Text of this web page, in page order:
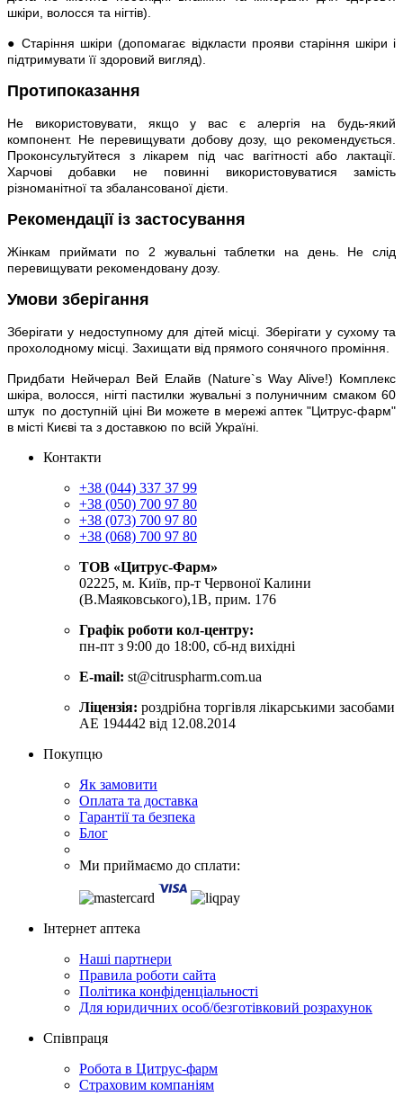
шкіри, волосся та нігтів).
● Старіння шкіри (допомагає відкласти прояви старіння шкіри і
підтримувати її здоровий вигляд).
Протипоказання
Не використовувати, якщо у вас є алергія на будь-який
компонент. Не перевищувати добову дозу, що рекомендується.
Проконсультуйтеся з лікарем під час вагітності або лактації.
Харчові добавки не повинні використовуватися замість
різноманітної та збалансованої дієти.
Рекомендації із застосування
Жінкам приймати по 2 жувальні таблетки на день. Не слід
перевищувати рекомендовану дозу.
Умови зберігання
Зберігати у недоступному для дітей місці. Зберігати у сухому та
прохолодному місці. Захищати від прямого сонячного проміння.
Придбати Нейчерал Вей Елайв (Nature`s Way Alive!) Комплекс
шкіра, волосся, нігті пастилки жувальні з полуничним смаком 60
штук по доступній ціні Ви можете в мережі аптек "Цитрус-фарм"
в місті Києві та з доставкою по всій Україні.
Контакти
+38 (044) 337 37 99
+38 (050) 700 97 80
+38 (073) 700 97 80
+38 (068) 700 97 80
ТОВ «Цитрус-Фарм»
02225, м. Київ, пр-т Червоної Калини
(В.Маяковського),1В, прим. 176
Графік роботи кол-центру:
пн-пт з 9:00 до 18:00, сб-нд вихідні
E-mail: st@citruspharm.com.ua
Ліцензія: роздрібна торгівля лікарськими засобами
АЕ 194442 від 12.08.2014
Покупцю
Як замовити
Оплата та доставка
Гарантії та безпека
Блог
Ми приймаємо до сплати:
Інтернет аптека
Наші партнери
Правила роботи сайта
Політика конфіденціальності
Для юридичних особ/безготівковий розрахунок
Співпраця
Робота в Цитрус-фарм
Страховим компаніям